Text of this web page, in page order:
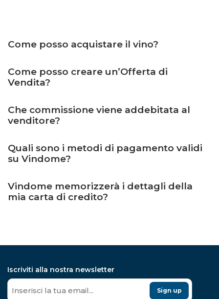
Come posso acquistare il vino?
Come posso creare un’Offerta di
Vendita?
Che commissione viene addebitata al
venditore?
Quali sono i metodi di pagamento validi
su Vindome?
Vindome memorizzerà i dettagli della
mia carta di credito?
Iscriviti alla nostra newsletter
Sign up